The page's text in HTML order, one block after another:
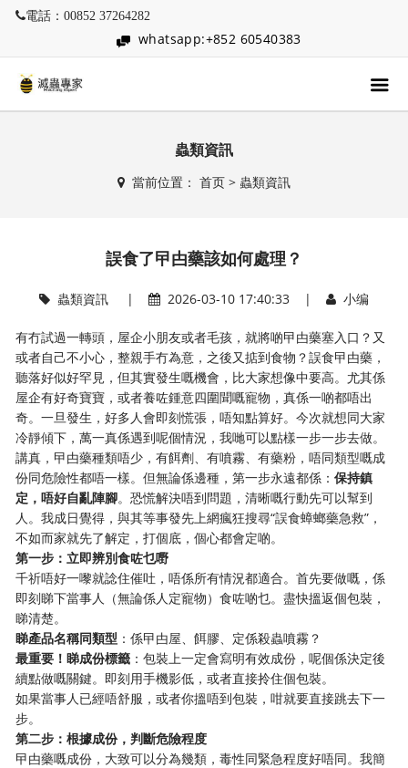
電話：00852 37264282
whatsapp:+852 60540383
蟲類資訊
當前位置： 首页> 蟲類資訊
誤食了曱甴藥該如何處理？
蟲類資訊| 2026-03-10 17:40:33 | 小编
有冇試過一轉頭，屋企小朋友或者毛孩，就將啲曱甴藥塞入口？又
或者自己不小心，整親手冇為意，之後又掂到食物？誤食曱甴藥，
聽落好似好罕見，但其實發生嘅機會，比大家想像中要高。尤其係
屋企有好奇寶寶，或者養咗鍾意四圍聞嘅寵物，真係一啲都唔出
奇。一旦發生，好多人會即刻慌張，唔知點算好。今次就想同大家
冷靜傾下，萬一真係遇到呢個情況，我哋可以點樣一步一步去做。
講真，曱甴藥種類唔少，有餌劑、有噴霧、有藥粉，唔同類型嘅成
份同危險性都唔一樣。但無論係邊種，第一步永遠都係：保持鎮
定，唔好自亂陣腳。恐慌解決唔到問題，清晰嘅行動先可以幫到
人。我成日覺得，與其等事發先上網瘋狂搜尋“誤食蟑螂藥急救”，
不如而家就先了解定，打個底，個心都會定啲。
第一步：立即辨別食咗乜嘢
千祈唔好一嚟就諗住催吐，唔係所有情況都適合。首先要做嘅，係
即刻睇下當事人（無論係人定寵物）食咗啲乜。盡快搵返個包裝，
睇清楚。
睇產品名稱同類型 ：係曱甴屋、餌膠、定係殺蟲噴霧？
最重要！睇成份標籤 ：包裝上一定會寫明有效成份，呢個係決定後
續點做嘅關鍵。即刻用手機影低，或者直接拎住個包裝。
如果當事人已經唔舒服，或者你搵唔到包裝，咁就要直接跳去下一
步。
第二步：根據成份，判斷危險程度
曱甴藥嘅成份，大致可以分為幾類，毒性同緊急程度好唔同。我簡